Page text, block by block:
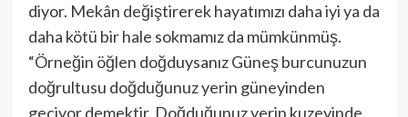
diyor. Mekân değiştirerek hayatımızı daha iyi ya da
daha kötü bir hale sokmamız da mümkünmüş.
“Örneğin öğlen doğduysanız Güneş burcunuzun
doğrultusu doğduğunuz yerin güneyinden
geçiyor demektir. Doğduğunuz yerin kuzeyinde